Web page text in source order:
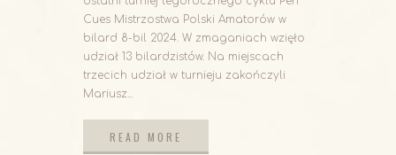
Cues Mistrzostwa Polski Amatorów w
bilard 8-bil 2024. W zmaganiach wzięło
udział 13 bilardzistów. Na miejscach
trzecich udział w turnieju zakończyli
Mariusz...
READ MORE